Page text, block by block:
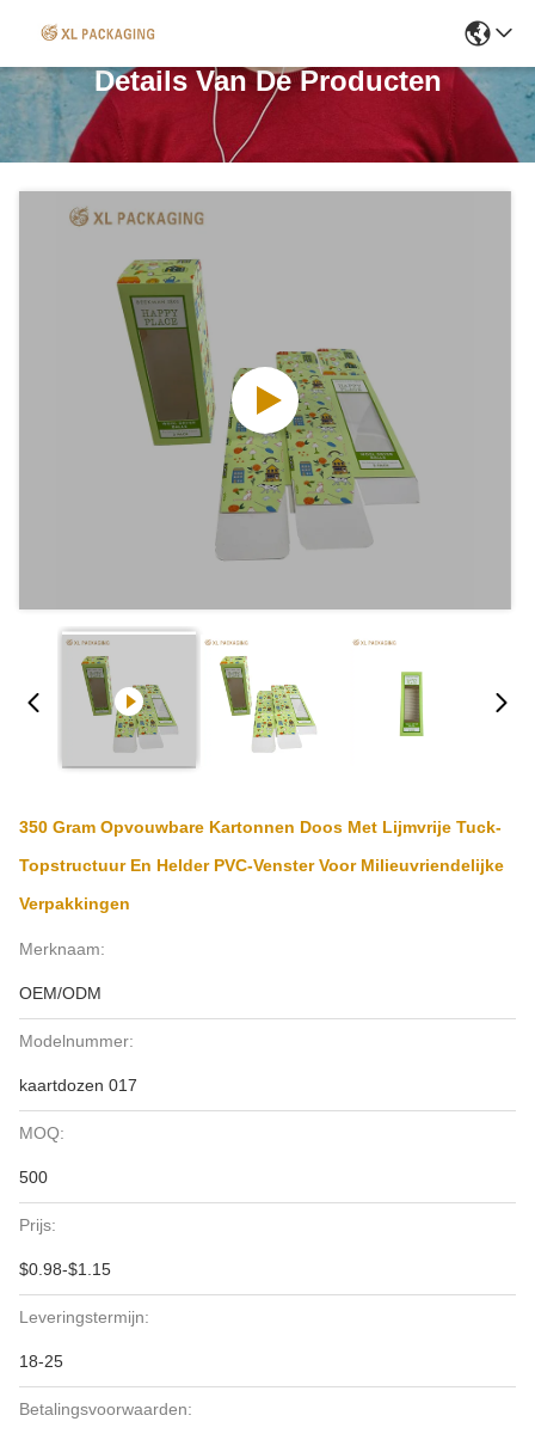
Details Van De Producten
350 Gram Opvouwbare Kartonnen Doos Met Lijmvrije Tuck-
Topstructuur En Helder PVC-Venster Voor Milieuvriendelijke
Verpakkingen
Merknaam:
OEM/ODM
Modelnummer:
kaartdozen 017
MOQ:
500
Prijs:
$0.98-$1.15
Leveringstermijn:
18-25
Betalingsvoorwaarden: